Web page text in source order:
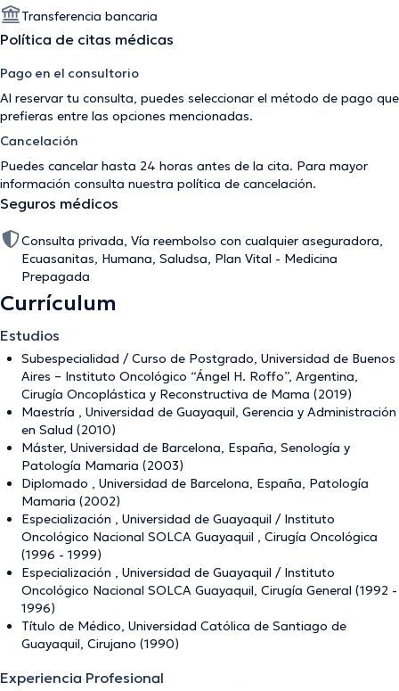
Transferencia bancaria
Política de citas médicas
Pago en el consultorio
Al reservar tu consulta, puedes seleccionar el método de pago que
prefieras entre las opciones mencionadas.
Cancelación
Puedes cancelar hasta 24 horas antes de la cita. Para mayor
información consulta nuestra política de cancelación.
Seguros médicos
Consulta privada, Vía reembolso con cualquier aseguradora,
Ecuasanitas, Humana, Saludsa, Plan Vital - Medicina
Prepagada
Currículum
Estudios
Subespecialidad / Curso de Postgrado, Universidad de Buenos
Aires – Instituto Oncológico “Ángel H. Roffo”, Argentina,
Cirugía Oncoplástica y Reconstructiva de Mama (2019)
Maestría , Universidad de Guayaquil, Gerencia y Administración
en Salud (2010)
Máster, Universidad de Barcelona, España, Senología y
Patología Mamaria (2003)
Diplomado , Universidad de Barcelona, España, Patología
Mamaria (2002)
Especialización , Universidad de Guayaquil / Instituto
Oncológico Nacional SOLCA Guayaquil , Cirugía Oncológica
(1996 - 1999)
Especialización , Universidad de Guayaquil / Instituto
Oncológico Nacional SOLCA Guayaquil, Cirugía General (1992 -
1996)
Título de Médico, Universidad Católica de Santiago de
Guayaquil, Cirujano (1990)
Experiencia Profesional